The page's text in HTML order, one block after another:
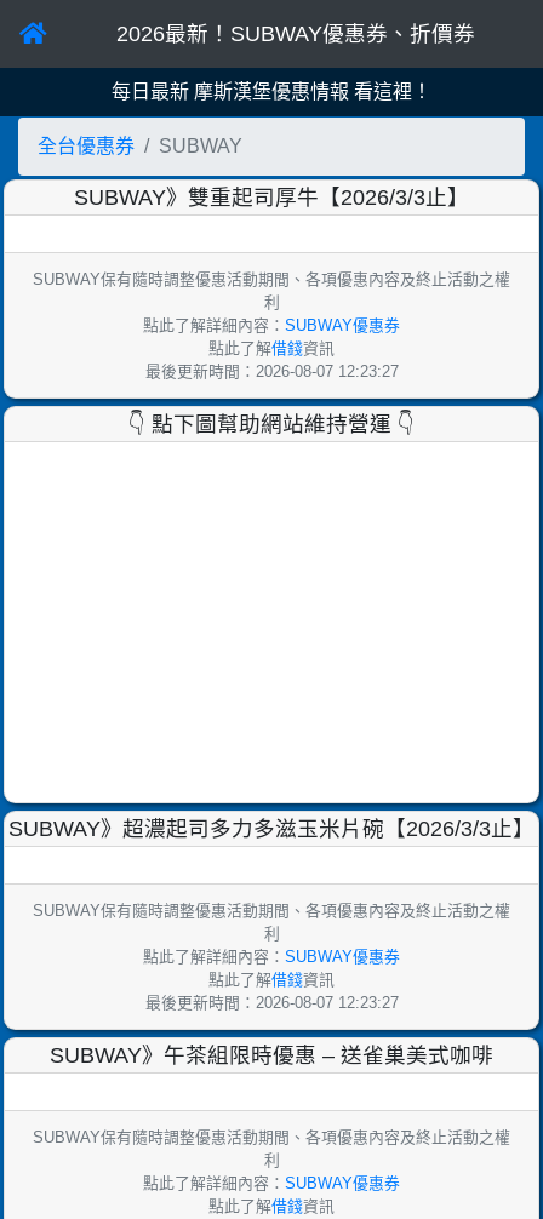
2026最新！SUBWAY優惠券、折價券
每日最新 頂呱呱優惠情報 看這裡！
全台優惠券 SUBWAY
SUBWAY》雙重起司厚牛【2026/3/3止】
SUBWAY保有隨時調整優惠活動期間、各項優惠內容及終止活動之權
利
點此了解詳細內容： SUBWAY優惠券
點此了解借錢資訊
最後更新時間：2026-08-07 12:23:27
👇 點下圖幫助網站維持營運 👇
SUBWAY》超濃起司多力多滋玉米片碗【2026/3/3止】
SUBWAY保有隨時調整優惠活動期間、各項優惠內容及終止活動之權
利
點此了解詳細內容： SUBWAY優惠券
點此了解借錢資訊
最後更新時間：2026-08-07 12:23:27
SUBWAY》午茶組限時優惠 – 送雀巢美式咖啡
SUBWAY保有隨時調整優惠活動期間、各項優惠內容及終止活動之權
利
點此了解詳細內容： SUBWAY優惠券
點此了解借錢資訊